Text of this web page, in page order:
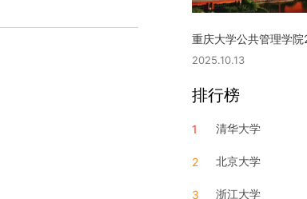
2025.10.13
排行榜
1 清华大学
2 北京大学
3 浙江大学